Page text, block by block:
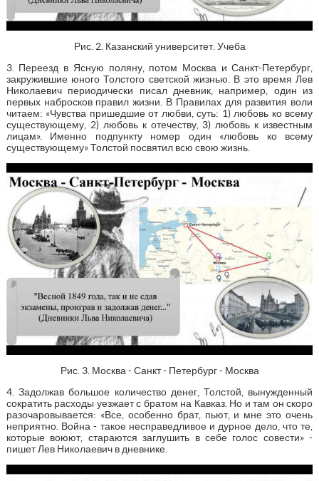
Рис. 2. Казанский университет. Учеба
3. Переезд в Ясную поляну, потом Москва и Санкт-Петербург,
закружившие юного Толстого светской жизнью. В это время Лев
Николаевич периодически писал дневник, например, один из
первых набросков правил жизни. В Правилах для развития воли
читаем: «Чувства пришедшие от любви, суть: 1) любовь ко всему
существующему, 2) любовь к отечеству, 3) любовь к известным
лицам». Именно подпункту номер один «любовь ко всему
существующему» Толстой посвятил всю свою жизнь.
Рис. 3. Москва - Санкт - Петербург - Москва
4. Задолжав большое количество денег, Толстой, вынужденный
сократить расходы уезжает с братом на Кавказ. Но и там он скоро
разочаровывается: «Все, особенно брат, пьют, и мне это очень
неприятно. Война - такое несправедливое и дурное дело, что те,
которые воюют, стараются заглушить в себе голос совести» -
пишет Лев Николаевич в дневнике.